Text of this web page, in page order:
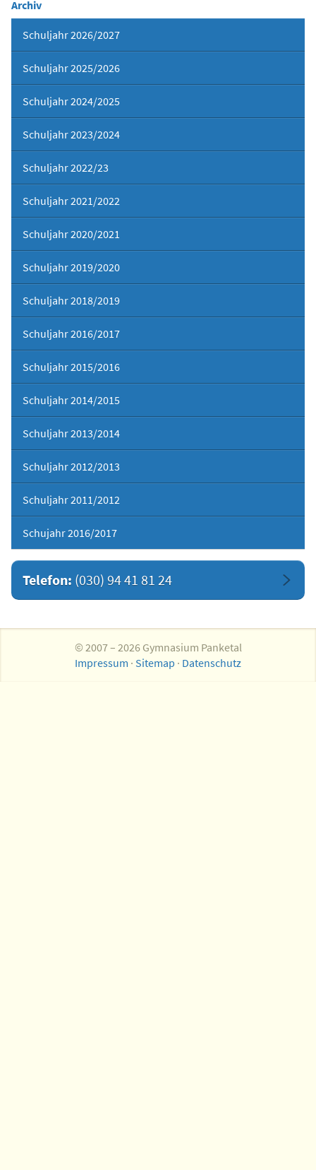
Archiv
Schuljahr 2026/2027
Schuljahr 2025/2026
Schuljahr 2024/2025
Schuljahr 2023/2024
Schuljahr 2022/23
Schuljahr 2021/2022
Schuljahr 2020/2021
Schuljahr 2019/2020
Schuljahr 2018/2019
Schuljahr 2016/2017
Schuljahr 2015/2016
Schuljahr 2014/2015
Schuljahr 2013/2014
Schuljahr 2012/2013
Schuljahr 2011/2012
Schujahr 2016/2017
Telefon: (030) 94 41 81 24
© 2007 – 2026 Gymnasium Panketal
Impressum · Sitemap · Datenschutz